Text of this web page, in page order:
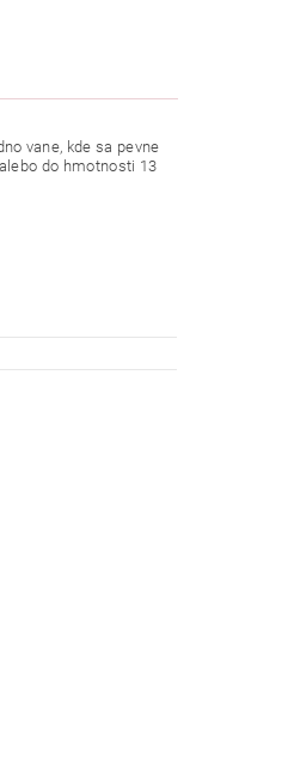
vane, kde sa pevne
do hmotnosti 13